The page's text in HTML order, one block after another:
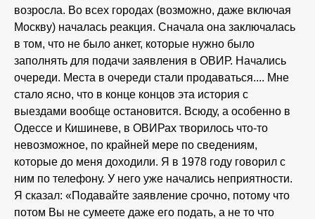
возросла. Во всех городах (возможно, даже включая
Москву) началась реакция. Сначала она заключалась
в том, что не было анкет, которые нужно было
заполнять для подачи заявления в ОВИР. Начались
очереди. Места в очереди стали продаваться.... Мне
стало ясно, что в конце концов эта история с
выездами вообще остановится. Всюду, а особенно в
Одессе и Кишиневе, в ОВИРах творилось что-то
невозможное, по крайней мере по сведениям,
которые до меня доходили. Я в 1978 году говорил с
ним по телефону. У него уже начались неприятности.
Я сказал: «Подавайте заявление срочно, потому что
потом Вы не сумеете даже его подать, а не то что